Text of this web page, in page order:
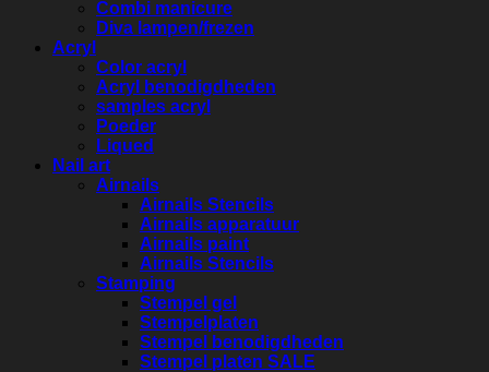
Combi manicure
Diva lampen/frezen
Acryl
Color acryl
Acryl benodigdheden
samples acryl
Poeder
Liqued
Nail art
Airnails
Airnails Stencils
Airnails apparatuur
Airnails paint
Airnails Stencils
Stamping
Stempel gel
Stempelplaten
Stempel benodigdheden
Stempel platen SALE